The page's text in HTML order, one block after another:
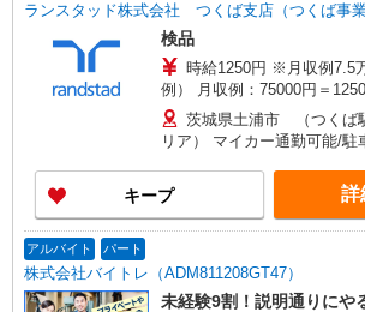
ランスタッド株式会社 つくば支店（つくば事
検品
時給1250円 ※月収例7.5
例） 月収例：75000円＝
の場合＋交通費別途支給 ※
規定あり。
茨城県土浦市 （つくば
リア） マイカー通勤可能/駐
キープ 詳
アルバイト パート
株式会社バイトレ（ADM811208GT47）
未経験9割！説明通りにや